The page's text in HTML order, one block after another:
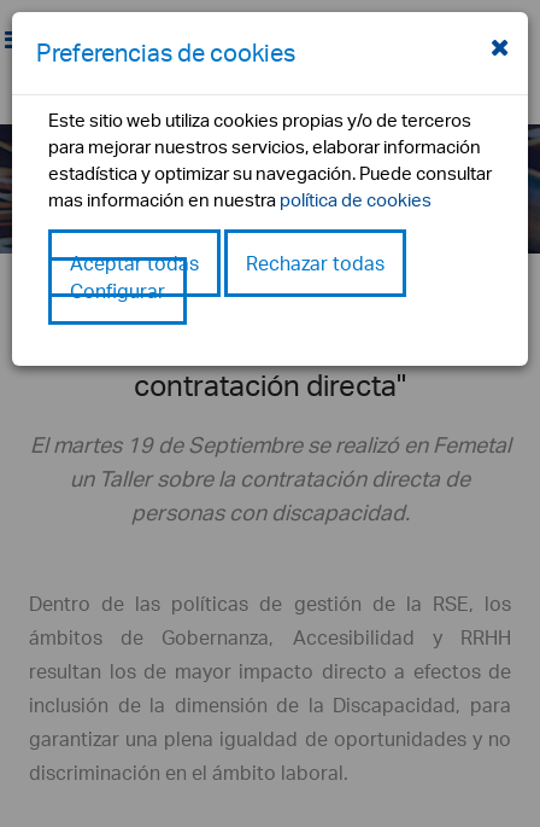
Noticias
taller "capacitando para incluir la discapacidad.
instrumentos de contratación directa"
Taller "Capacitando para incluir la
contratación directa"
El martes 19 de Septiembre se realizó en Femetal
un Taller sobre la contratación directa de
personas con discapacidad.
Dentro de las políticas de gestión de la RSE, los
ámbitos de Gobernanza, Accesibilidad y RRHH
resultan los de mayor impacto directo a efectos de
inclusión de la dimensión de la Discapacidad, para
garantizar una plena igualdad de oportunidades y no
discriminación en el ámbito laboral.
Preferencias de cookies
Este sitio web utiliza cookies propias y/o de terceros
para mejorar nuestros servicios, elaborar información
estadística y optimizar su navegación. Puede consultar
mas información en nuestra política de cookies
Aceptar todas
Rechazar todas
Configurar